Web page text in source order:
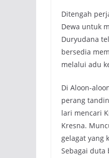
Ditengah
Dewa untuk
Duryudana
bersedia
melalui adu
Di Aloon-
perang
lari mencari
Kresna.
gelagat yang
Sebagai duta